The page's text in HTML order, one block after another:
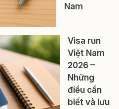
Nam
Visa run
Việt Nam
2026 –
Những
điều cần
biết và lưu